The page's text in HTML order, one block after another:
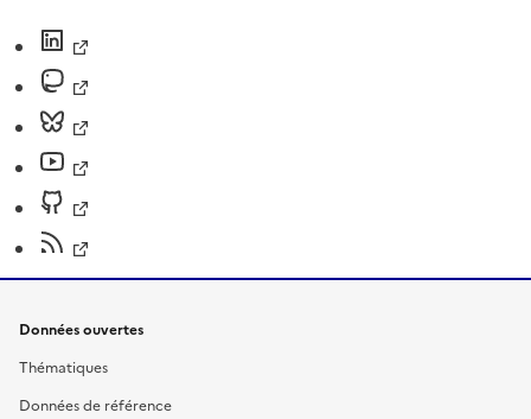
Données ouvertes
Thématiques
Données de référence